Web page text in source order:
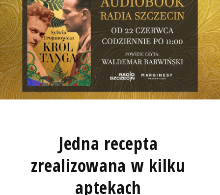
Jedna recepta
zrealizowana w kilku
aptekach